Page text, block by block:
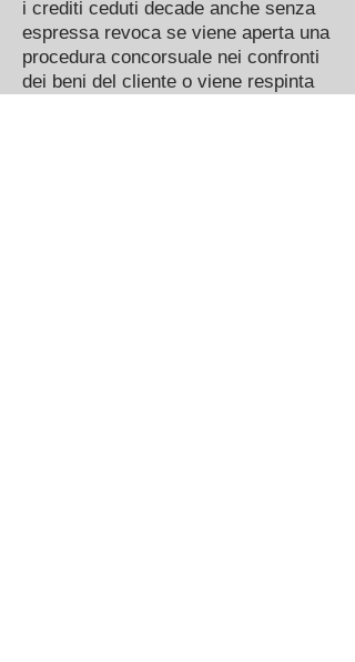
i crediti ceduti decade anche senza
espressa revoca se viene aperta una
procedura concorsuale nei confronti
dei beni del cliente o viene respinta